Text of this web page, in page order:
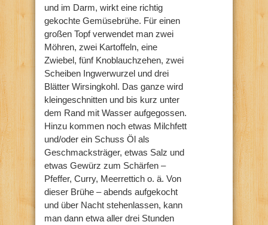
und im Darm, wirkt eine richtig
gekochte Gemüsebrühe. Für einen
großen Topf verwendet man zwei
Möhren, zwei Kartoffeln, eine
Zwiebel, fünf Knoblauchzehen, zwei
Scheiben Ingwerwurzel und drei
Blätter Wirsingkohl. Das ganze wird
kleingeschnitten und bis kurz unter
dem Rand mit Wasser aufgegossen.
Hinzu kommen noch etwas Milchfett
und/oder ein Schuss Öl als
Geschmacksträger, etwas Salz und
etwas Gewürz zum Schärfen –
Pfeffer, Curry, Meerrettich o. ä. Von
dieser Brühe – abends aufgekocht
und über Nacht stehenlassen, kann
man dann etwa aller drei Stunden